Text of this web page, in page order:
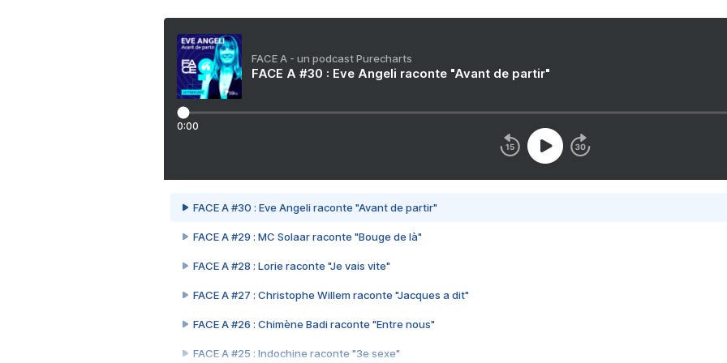
FACE A - un podcast Purecharts
FACE A #30 : Eve Angeli raconte "Avant de partir"
0:00
FACE A #30 : Eve Angeli raconte "Avant de partir"
FACE A #29 : MC Solaar raconte "Bouge de là"
FACE A #28 : Lorie raconte "Je vais vite"
FACE A #27 : Christophe Willem raconte "Jacques a dit"
FACE A #26 : Chimène Badi raconte "Entre nous"
FACE A #25 : Indochine raconte "3e sexe"